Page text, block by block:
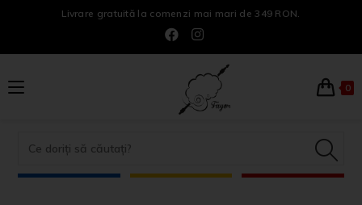
Livrare gratuită la comenzi mai mari de 349 RON.
0